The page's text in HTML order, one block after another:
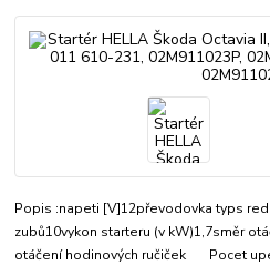
Popis :napeti [V]12převodovka typs
zubů10vykon starteru (v kW)1,7směr
otáčení hodinových ručiček Pocet